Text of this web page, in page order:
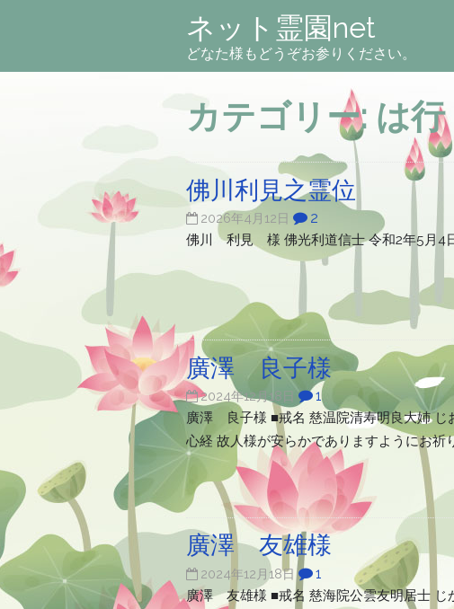
ネット霊園net
どなた様もどうぞお参りください。
カテゴリー: は行
佛川利見之霊位
2026年4月12日 2
佛川 利見 様 佛光利道信士 令和2年5月4
廣澤 良子様
2024年12月18日 1
廣澤 良子様 ■戒名 慈温院清寿明良大姉 じ
心経 故人様が安らかでありますようにお祈
廣澤 友雄様
2024年12月18日 1
廣澤 友雄様 ■戒名 慈海院公雲友明居士 じ